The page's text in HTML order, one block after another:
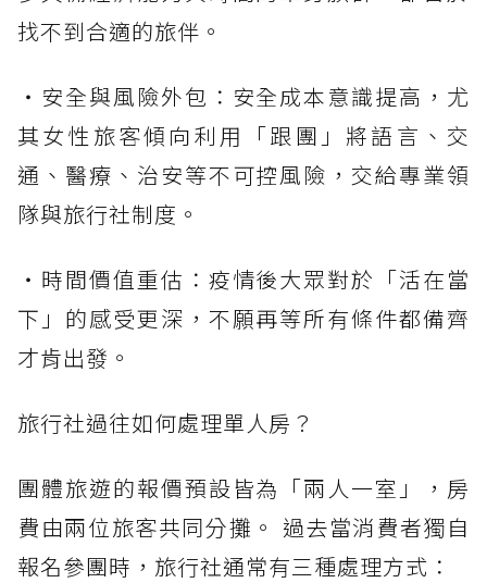
找不到合適的旅伴。
・安全與風險外包：安全成本意識提高，尤
其女性旅客傾向利用「跟團」將語言、交
通、醫療、治安等不可控風險，交給專業領
隊與旅行社制度。
・時間價值重估：疫情後大眾對於「活在當
下」的感受更深，不願再等所有條件都備齊
才肯出發。
旅行社過往如何處理單人房？
團體旅遊的報價預設皆為「兩人一室」，房
費由兩位旅客共同分攤。 過去當消費者獨自
報名參團時，旅行社通常有三種處理方式：